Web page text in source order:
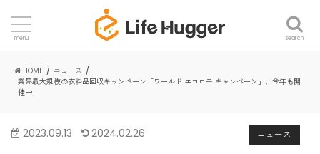
search
menu
HOME
ニュース
業界最大規模の衣料品回収キャンペーン「ワールド エコロモ キャンペーン」、今年も開
催中
ニュース
2023.09.13 2024.02.26